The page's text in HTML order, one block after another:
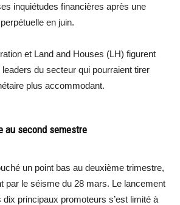
inquiétudes financières après une
en juin.
et Land and Houses (LH) figurent
du secteur qui pourraient tirer
plus accommodant.
au second semestre
un point bas au deuxième trimestre,
par le séisme du 28 mars. Le lancement
principaux promoteurs s’est limité à